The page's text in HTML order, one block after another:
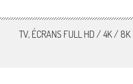
TV, ÉCRANS FULL HD / 4K / 8K